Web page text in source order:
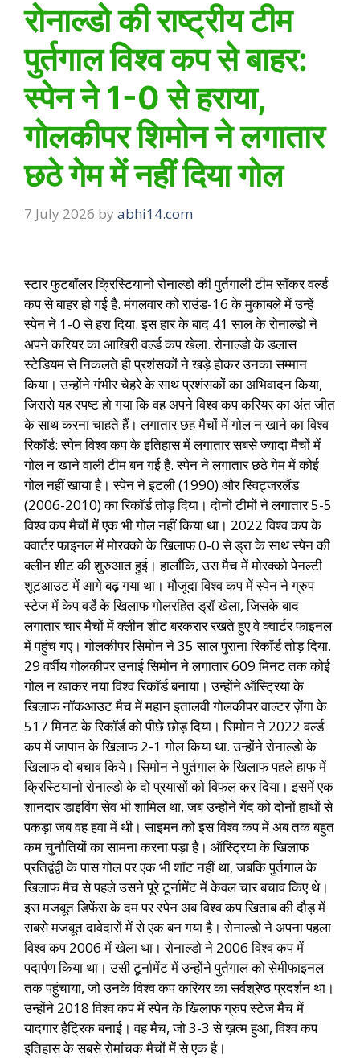
रोनाल्डो की राष्ट्रीय टीम
पुर्तगाल विश्व कप से बाहर:
स्पेन ने 1-0 से हराया,
गोलकीपर शिमोन ने लगातार
छठे गेम में नहीं दिया गोल
7 July 2026 by abhi14.com
स्टार फुटबॉलर क्रिस्टियानो रोनाल्डो की पुर्तगाली टीम सॉकर वर्ल्ड
कप से बाहर हो गई है. मंगलवार को राउंड-16 के मुकाबले में उन्हें
स्पेन ने 1-0 से हरा दिया. इस हार के बाद 41 साल के रोनाल्डो ने
अपने करियर का आखिरी वर्ल्ड कप खेला. रोनाल्डो के डलास
स्टेडियम से निकलते ही प्रशंसकों ने खड़े होकर उनका सम्मान
किया। उन्होंने गंभीर चेहरे के साथ प्रशंसकों का अभिवादन किया,
जिससे यह स्पष्ट हो गया कि वह अपने विश्व कप करियर का अंत जीत
के साथ करना चाहते हैं। लगातार छह मैचों में गोल न खाने का विश्व
रिकॉर्ड: स्पेन विश्व कप के इतिहास में लगातार सबसे ज्यादा मैचों में
गोल न खाने वाली टीम बन गई है. स्पेन ने लगातार छठे गेम में कोई
गोल नहीं खाया है। स्पेन ने इटली (1990) और स्विट्जरलैंड
(2006-2010) का रिकॉर्ड तोड़ दिया। दोनों टीमों ने लगातार 5-5
विश्व कप मैचों में एक भी गोल नहीं किया था। 2022 विश्व कप के
क्वार्टर फाइनल में मोरक्को के खिलाफ 0-0 से ड्रा के साथ स्पेन की
क्लीन शीट की शुरुआत हुई। हालाँकि, उस मैच में मोरक्को पेनल्टी
शूटआउट में आगे बढ़ गया था। मौजूदा विश्व कप में स्पेन ने ग्रुप
स्टेज में केप वर्डे के खिलाफ गोलरहित ड्रॉ खेला, जिसके बाद
लगातार चार मैचों में क्लीन शीट बरकरार रखते हुए वे क्वार्टर फाइनल
में पहुंच गए। गोलकीपर सिमोन ने 35 साल पुराना रिकॉर्ड तोड़ दिया.
29 वर्षीय गोलकीपर उनाई सिमोन ने लगातार 609 मिनट तक कोई
गोल न खाकर नया विश्व रिकॉर्ड बनाया। उन्होंने ऑस्ट्रिया के
खिलाफ नॉकआउट मैच में महान इतालवी गोलकीपर वाल्टर ज़ेंगा के
517 मिनट के रिकॉर्ड को पीछे छोड़ दिया। सिमोन ने 2022 वर्ल्ड
कप में जापान के खिलाफ 2-1 गोल किया था. उन्होंने रोनाल्डो के
खिलाफ दो बचाव किये। सिमोन ने पुर्तगाल के खिलाफ पहले हाफ में
क्रिस्टियानो रोनाल्डो के दो प्रयासों को विफल कर दिया। इसमें एक
शानदार डाइविंग सेव भी शामिल था, जब उन्होंने गेंद को दोनों हाथों से
पकड़ा जब वह हवा में थी। साइमन को इस विश्व कप में अब तक बहुत
कम चुनौतियों का सामना करना पड़ा है। ऑस्ट्रिया के खिलाफ
प्रतिद्वंद्वी के पास गोल पर एक भी शॉट नहीं था, जबकि पुर्तगाल के
खिलाफ मैच से पहले उसने पूरे टूर्नामेंट में केवल चार बचाव किए थे।
इस मजबूत डिफेंस के दम पर स्पेन अब विश्व कप खिताब की दौड़ में
सबसे मजबूत दावेदारों में से एक बन गया है। रोनाल्डो ने अपना पहला
विश्व कप 2006 में खेला था। रोनाल्डो ने 2006 विश्व कप में
पदार्पण किया था। उसी टूर्नामेंट में उन्होंने पुर्तगाल को सेमीफाइनल
तक पहुंचाया, जो उनके विश्व कप करियर का सर्वश्रेष्ठ प्रदर्शन था।
उन्होंने 2018 विश्व कप में स्पेन के खिलाफ ग्रुप स्टेज मैच में
यादगार हैट्रिक बनाई। वह मैच, जो 3-3 से ख़त्म हुआ, विश्व कप
इतिहास के सबसे रोमांचक मैचों में से एक है।